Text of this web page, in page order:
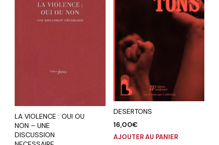
LA VIOLENCE : OUI OU
NON – UNE
DISCUSSION
DESERTONS
16,00€
AJOUTER AU PANIER